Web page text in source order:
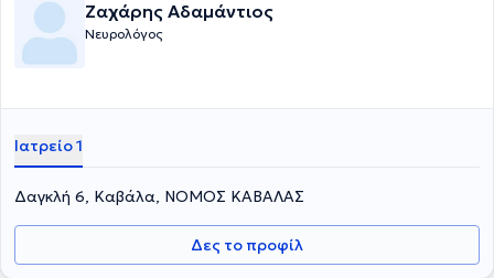
Ζαχάρης Αδαμάντιος
Νευρολόγος
Ιατρείο 1
Δαγκλή 6, Καβάλα, ΝΟΜΟΣ ΚΑΒΑΛΑΣ
Δες το προφίλ